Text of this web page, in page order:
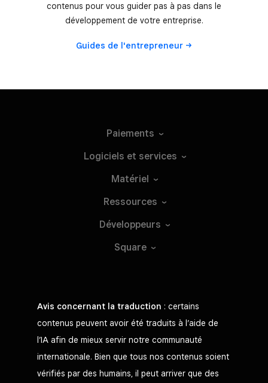
contenus pour vous guider pas à pas dans le
développement de votre entreprise.
Guides de l'entrepreneur
Paiements
Logiciels et services
Matériel
Ressources
Développeurs
Square
Avis concernant la traduction : certains
contenus peuvent avoir été traduits à l’aide de
l’IA afin de mieux servir notre communauté
internationale. Bien que tous nos contenus soient
vérifiés par des humains, il peut arriver que des